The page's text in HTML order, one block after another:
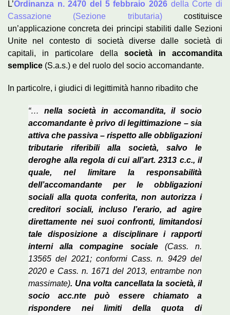
L’Ordinanza n. 2470 del 5 febbraio 2026 della Corte di
Cassazione (Sezione tributaria)costituisce
un’applicazione concreta dei principi stabiliti dalle Sezioni
Unite nel contesto di società diverse dalle società di
capitali, in particolare della società in accomandita
semplice (S.a.s.) e del ruolo del socio accomandante.
In particolre, i giudici di legittimità hanno ribadito che
“… nella società in accomandita, il socio
accomandante è privo di legittimazione – sia
attiva che passiva – rispetto alle obbligazioni
tributarie riferibili alla società, salvo le
deroghe alla regola di cui all’art. 2313 c.c., il
quale, nel limitare la responsabilità
dell’accomandante per le obbligazioni
sociali alla quota conferita, non autorizza i
creditori sociali, incluso l’erario, ad agire
direttamente nei suoi confronti, limitandosi
tale disposizione a disciplinare i rapporti
interni alla compagine sociale (Cass. n.
13565 del 2021; conformi Cass. n. 9429 del
2020 e Cass. n. 1671 del 2013, entrambe non
massimate). Una volta cancellata la società, il
socio acc.nte può essere chiamato a
rispondere nei limiti della quota di